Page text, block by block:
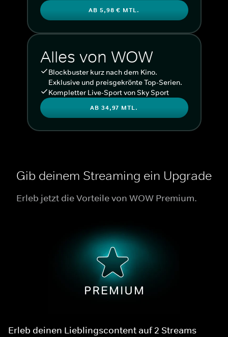
AB 5,98 € MTL.
Alles von WOW
Blockbuster kurz nach dem Kino.
Exklusive und preisgekrönte Top-Serien.
Kompletter Live-Sport von Sky Sport
AB 34,97 MTL.
Gib deinem Streaming ein Upgrade
Erleb jetzt die Vorteile von WOW Premium.
Erleb deinen Lieblingscontent auf 2 Streams